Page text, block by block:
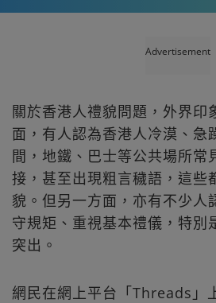
Advertisement
關於香港人禮貌問題，外界印
面，有人認為香港人冷漠、急
間，地鐵、巴士等公共場所常
接，甚至出現粗言穢語，這些
貌。但另一方面，亦有不少人
守規矩、重視基本禮儀，特別
突出。
網民在網上平台「Threads」